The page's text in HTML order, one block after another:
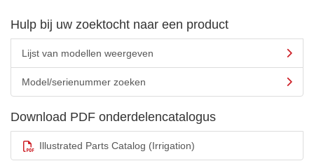
Hulp bij uw zoektocht naar een product
Lijst van modellen weergeven
Model/serienummer zoeken
Download PDF onderdelencatalogus
Illustrated Parts Catalog (Irrigation)